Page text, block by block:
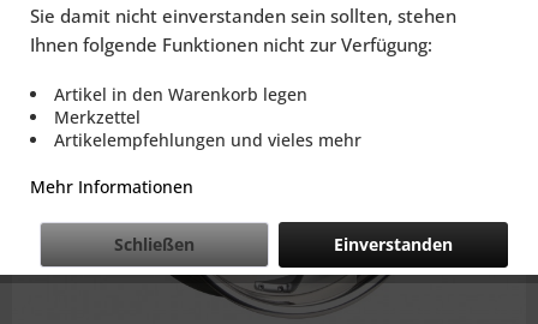
Sie damit nicht einverstanden sein sollten, stehen
Ihnen folgende Funktionen nicht zur Verfügung:
Artikel in den Warenkorb legen
Merkzettel
Artikelempfehlungen und vieles mehr
Mehr Informationen
Einverstanden
Schließen